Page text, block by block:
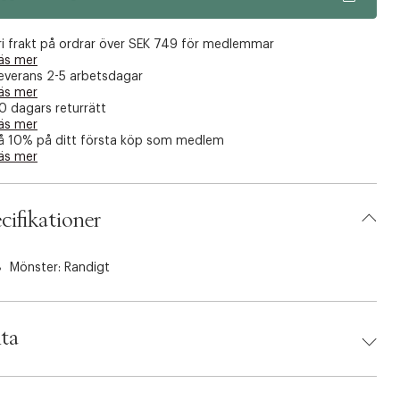
frakt på ordrar över SEK 749 för medlemmar
mer
2-5 arbetsdagar
mer
dagars returrätt
mer
10% på ditt första köp som medlem
mer
Mönster: Randigt